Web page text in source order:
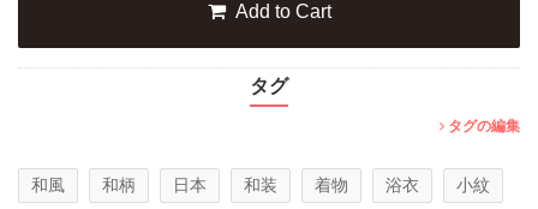
Add to Cart
タグ
タグの編集
和風 和柄 日本 和装 着物 浴衣 小紋